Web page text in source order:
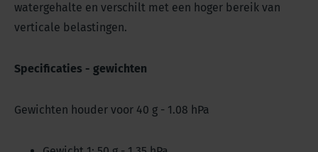
watergehalte en verschilt met een hoger bereik van
verticale belastingen.
Specificaties - gewichten
Gewichten houder voor 40 g - 1.08 hPa